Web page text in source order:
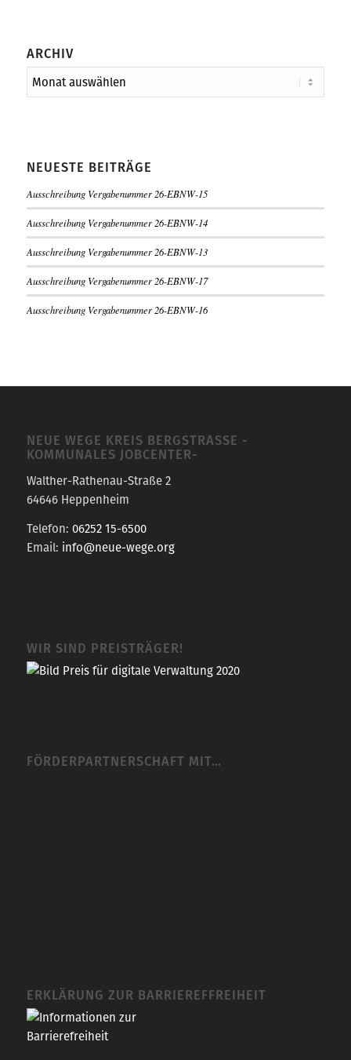
ARCHIV
NEUESTE BEITRÄGE
Ausschreibung Vergabenummer 26-EBNW-15
Ausschreibung Vergabenummer 26-EBNW-14
Ausschreibung Vergabenummer 26-EBNW-13
Ausschreibung Vergabenummer 26-EBNW-17
Ausschreibung Vergabenummer 26-EBNW-16
NEUE WEGE KREIS BERGSTRASSE -K
OMMUNALES JOBCENTER-
Walther-Rathenau-Straße 2
64646 Heppenheim
Telefon: 06252 15-6500
Email: info@neue-wege.org
WIR SIND PREISTRÄGER!
FÖRDERPARTNERSCHAFT MIT…
ERKLÄRUNG ZUR BARRIEREFFREIHEIT